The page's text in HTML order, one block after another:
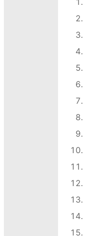
2026-
2026-